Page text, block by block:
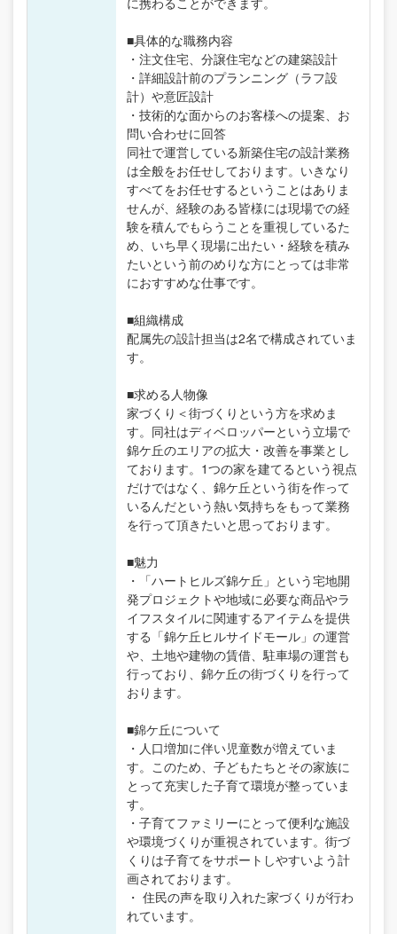
■具体的な職務内容
・注文住宅、分譲住宅などの建築設計
・詳細設計前のプランニング（ラフ設
計）や意匠設計
・技術的な面からのお客様への提案、お
問い合わせに回答
同社で運営している新築住宅の設計業務
は全般をお任せしております。いきなり
すべてをお任せするということはありま
せんが、経験のある皆様には現場での経
験を積んでもらうことを重視しているた
め、いち早く現場に出たい・経験を積み
たいという前のめりな方にとっては非常
におすすめな仕事です。
■組織構成
配属先の設計担当は2名で構成されていま
す。
■求める人物像
家づくり＜街づくりという方を求めま
す。同社はディベロッパーという立場で
錦ケ丘のエリアの拡大・改善を事業とし
ております。1つの家を建てるという視点
だけではなく、錦ケ丘という街を作って
いるんだという熱い気持ちをもって業務
を行って頂きたいと思っております。
■魅力
・「ハートヒルズ錦ケ丘」という宅地開
発プロジェクトや地域に必要な商品やラ
イフスタイルに関連するアイテムを提供
する「錦ケ丘ヒルサイドモール」の運営
や、土地や建物の賃借、駐車場の運営も
行っており、錦ケ丘の街づくりを行って
おります。
■錦ケ丘について
・人口増加に伴い児童数が増えていま
す。このため、子どもたちとその家族に
とって充実した子育て環境が整っていま
す。
・子育てファミリーにとって便利な施設
や環境づくりが重視されています。街づ
くりは子育てをサポートしやすいよう計
画されております。
・ 住民の声を取り入れた家づくりが行わ
れています。